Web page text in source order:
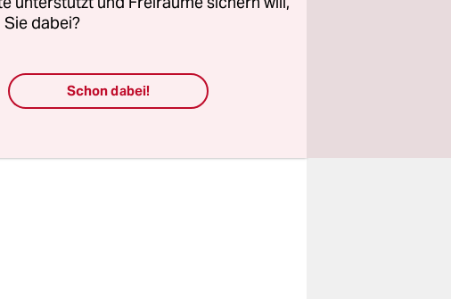
letzter Redner
dabei?
Schon dabei!